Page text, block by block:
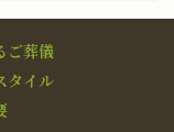
ご葬儀
タイル